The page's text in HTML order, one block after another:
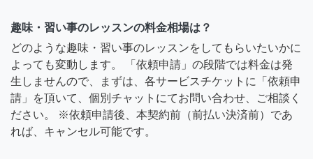
趣味・習い事のレッスンの料金相場は？
どのような趣味・習い事のレッスンをしてもらいたいかに
よっても変動します。 「依頼申請」の段階では料金は発
生しませんので、まずは、各サービスチケットに「依頼申
請」を頂いて、個別チャットにてお問い合わせ、ご相談く
ださい。 ※依頼申請後、本契約前（前払い決済前）であ
れば、キャンセル可能です。